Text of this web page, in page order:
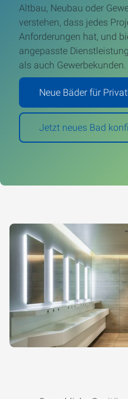
Altbau, Neubau oder
verstehen, dass jedes
Anforderungen hat, und
angepasste
als auch Gewerbekunden.
Neue Bäder für
Jetzt neues Bad